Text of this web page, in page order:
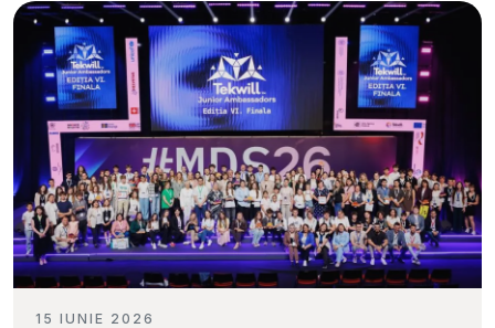
Ambassadors”
15 IUNIE 2026